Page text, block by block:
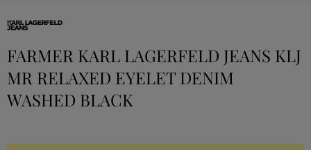
FARMER KARL LAGERFELD JEANS KLJ
MR RELAXED EYELET DENIM
WASHED BLACK